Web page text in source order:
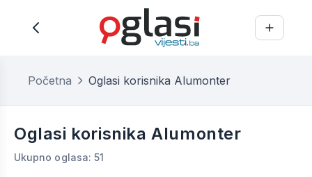
Početna Oglasi korisnika Alumonter
Oglasi korisnika Alumonter
Ukupno oglasa: 51